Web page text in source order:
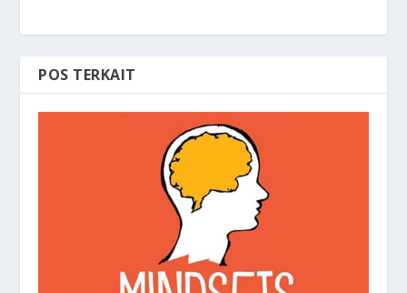
POS TERKAIT